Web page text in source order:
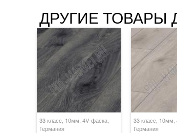
ДРУГИЕ ТОВАРЫ
33 класс, 10мм, 4V-фаска,
Германия
33 класс, 10мм,
Германия